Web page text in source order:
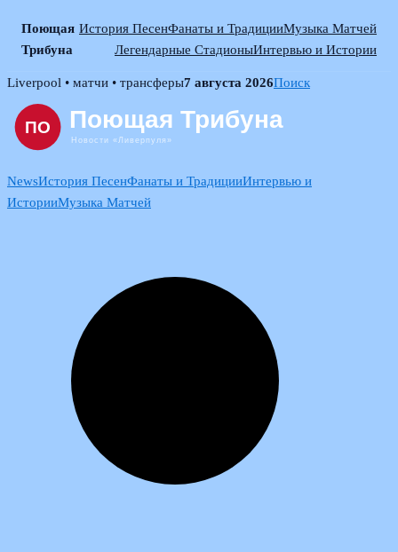
Поющая
Трибуна
История ПесенФанаты и ТрадицииМузыка Матчей
Легендарные СтадионыИнтервью и Истории
Skip
content
Liverpool • матчи • трансферы7 августа 2026Поиск
NewsИстория ПесенФанаты и ТрадицииИнтервью и
ИсторииМузыка Матчей